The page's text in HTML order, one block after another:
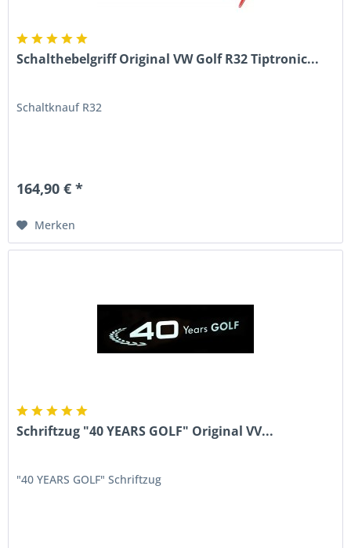
Schalthebelgriff Original VW Golf R32 Tiptronic...
Schaltknauf R32
164,90 € *
Merken
Schriftzug "40 YEARS GOLF" Original VV...
"40 YEARS GOLF" Schriftzug